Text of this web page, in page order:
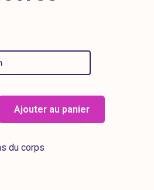
Ajouter au panier
du corps